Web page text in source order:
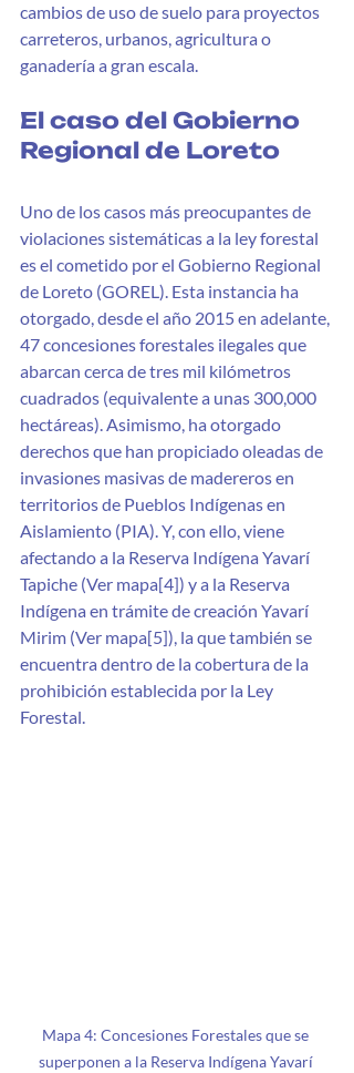
cambios de uso de suelo para proyectos
carreteros, urbanos, agricultura o
ganadería a gran escala.
El caso del Gobierno
Regional de Loreto
Uno de los casos más preocupantes de
violaciones sistemáticas a la ley forestal
es el cometido por el Gobierno Regional
de Loreto (GOREL). Esta instancia ha
otorgado, desde el año 2015 en adelante,
47 concesiones forestales ilegales que
abarcan cerca de tres mil kilómetros
cuadrados (equivalente a unas 300,000
hectáreas). Asimismo, ha otorgado
derechos que han propiciado oleadas de
invasiones masivas de madereros en
territorios de Pueblos Indígenas en
Aislamiento (PIA). Y, con ello, viene
afectando a la Reserva Indígena Yavarí
Tapiche (Ver mapa[4]) y a la Reserva
Indígena en trámite de creación Yavarí
Mirim (Ver mapa[5]), la que también se
encuentra dentro de la cobertura de la
prohibición establecida por la Ley
Forestal.
Mapa 4: Concesiones Forestales que se
superponen a la Reserva Indígena Yavarí